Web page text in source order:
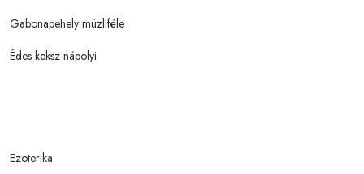
Gabonapehely müzliféle
Édes keksz nápolyi
Ezoterika